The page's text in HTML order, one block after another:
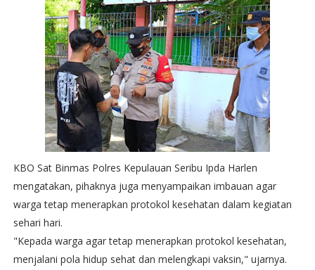
KBO Sat Binmas Polres Kepulauan Seribu Ipda Harlen
mengatakan, pihaknya juga menyampaikan imbauan agar
warga tetap menerapkan protokol kesehatan dalam kegiatan
sehari hari.
"Kepada warga agar tetap menerapkan protokol kesehatan,
menjalani pola hidup sehat dan melengkapi vaksin," ujarnya.